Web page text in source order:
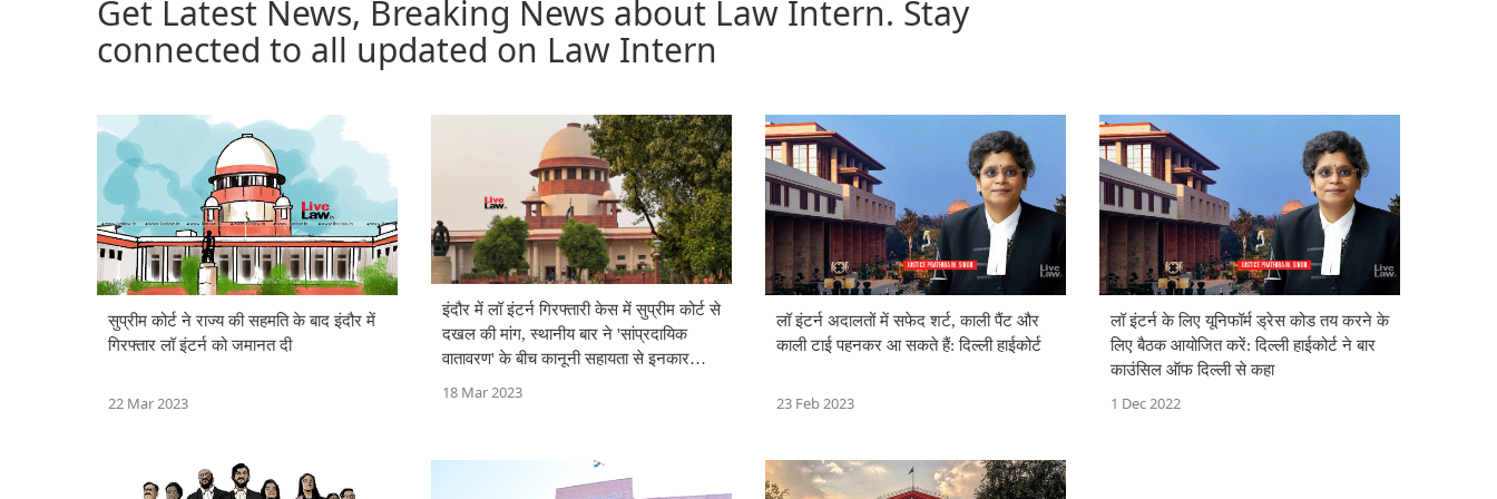
Get Latest News, Breaking News about Law Intern. Stay
connected to all updated on Law Intern
सुप्रीम कोर्ट ने राज्य की सहमति के बाद इंदौर में
गिरफ्तार लॉ इंटर्न को जमानत दी
22 Mar 2023
इंदौर में लॉ इंटर्न गिरफ्तारी केस में सुप्रीम कोर्ट से
दखल की मांग, स्थानीय बार ने 'सांप्रदायिक
वातावरण' के बीच कानूनी सहायता से इनकार
किया
18 Mar 2023
लॉ इंटर्न अदालतों में सफेद शर्ट, काली पैंट और
काली टाई पहनकर आ सकते हैं: दिल्ली हाईकोर्ट
23 Feb 2023
लॉ इंटर्न के लिए यूनिफॉर्म ड्रेस कोड तय करने के
लिए बैठक आयोजित करें: दिल्ली हाईकोर्ट ने बार
काउंसिल ऑफ दिल्ली से कहा
1 Dec 2022